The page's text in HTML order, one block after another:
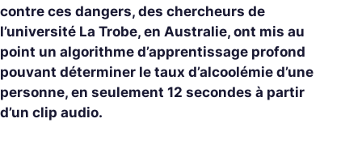
contre ces dangers, des chercheurs de
l’université La Trobe, en Australie, ont mis au
point un algorithme d’apprentissage profond
pouvant déterminer le taux d’alcoolémie d’une
personne, en seulement 12 secondes à partir
d’un clip audio.